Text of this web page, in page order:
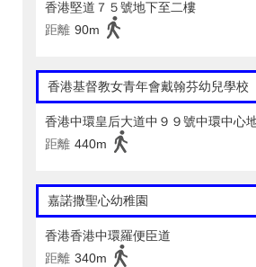
香港堅道７５號地下至二樓
距離 90m
香港基督教女青年會戴翰芬幼兒學校
香港中環皇后大道中９９號中環中心
距離 440m
嘉諾撒聖心幼稚園
香港香港中環羅便臣道
距離 340m